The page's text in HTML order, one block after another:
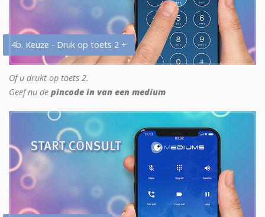
4b. Keuze - Druk op toets 2 +
Of u drukt op toets 2.
Geef nu de pincode in van een medium